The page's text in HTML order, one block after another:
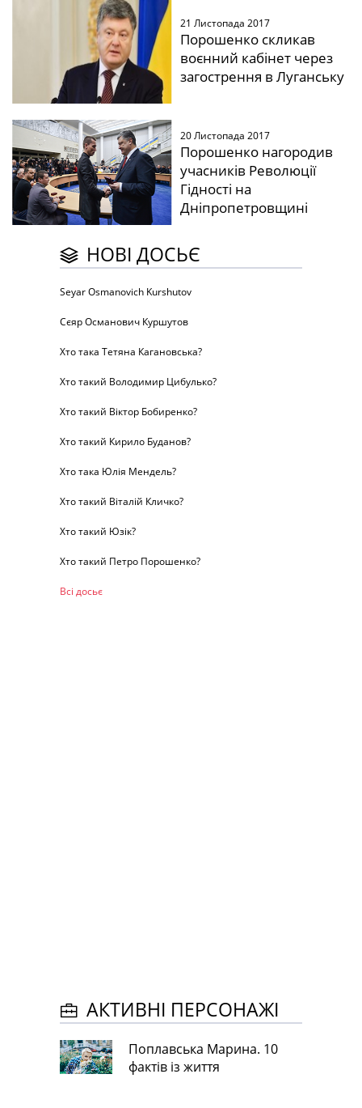
21 Листопада 2017
Порошенко скликав
воєнний кабінет через
загострення в Луганську
20 Листопада 2017
Порошенко нагородив
учасників Революції
Гідності на
Дніпропетровщині
НОВІ ДОСЬЄ
Seyar Osmanovich Kurshutov
Сєяр Османович Куршутов
Хто така Тетяна Кагановська?
Хто такий Володимир Цибулько?
Хто такий Віктор Бобиренко?
Хто такий Кирило Буданов?
Хто така Юлія Мендель?
Хто такий Віталій Кличко?
Хто такий Юзік?
Хто такий Петро Порошенко?
Всі досьє
АКТИВНІ ПЕРСОНАЖІ
Поплавська Марина. 10
фактів із життя